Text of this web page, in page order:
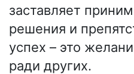
заставляет
решения и
успех – это
ради других.